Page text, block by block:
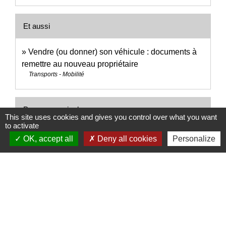
Et aussi
Vendre (ou donner) son véhicule : documents à
remettre au nouveau propriétaire
Transports - Mobilité
Pour en savoir plus
Immatriculation du véhicule : vidéos présentant la
démarche étape par étapeopen_in_new
This site uses cookies and gives you control over what you want
to activate
OK, accept all
Deny all cookies Personalize